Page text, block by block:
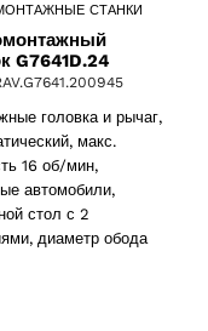
СТАНКИ
G7641D.24
головка и рычаг,
макс.
16 об/мин,
автомобили,
стол с 2
диаметр обода